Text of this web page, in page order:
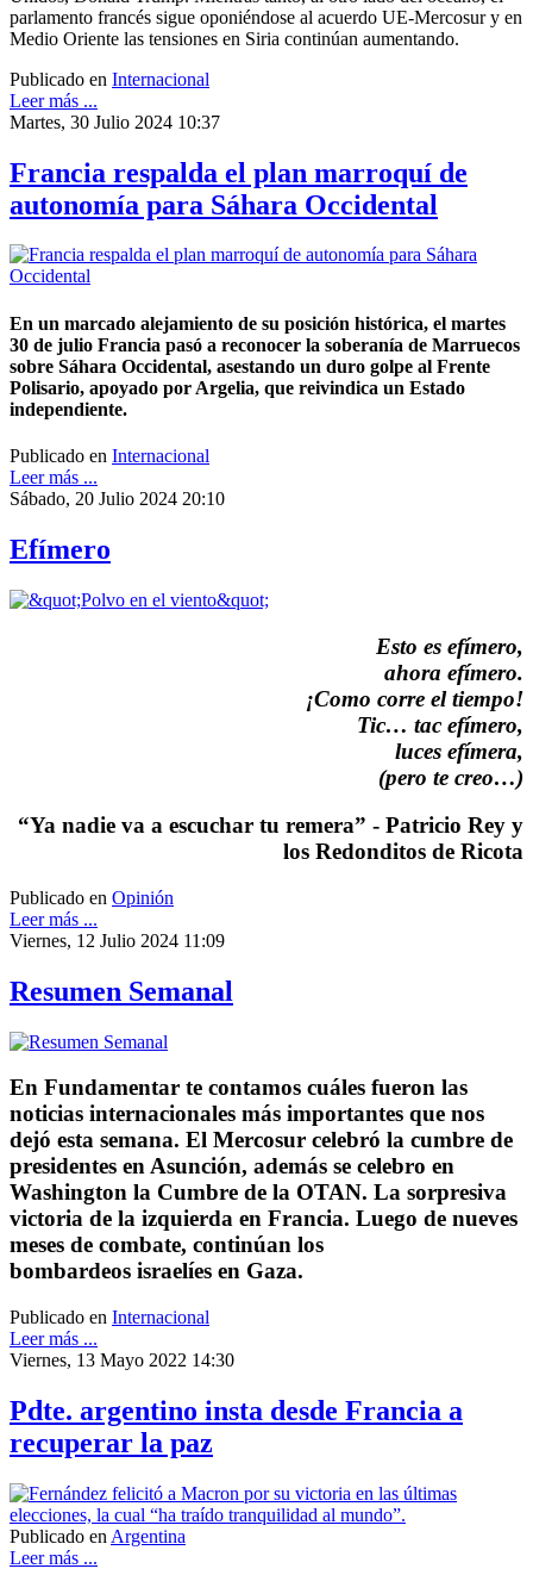
parlamento francés sigue oponiéndose al acuerdo UE-Mercosur y en
Medio Oriente las tensiones en Siria continúan aumentando.
Publicado en Internacional
Leer más ...
Martes, 30 Julio 2024 10:37
Francia respalda el plan marroquí de
autonomía para Sáhara Occidental
En un marcado alejamiento de su posición histórica, el martes
30 de julio Francia pasó a reconocer la soberanía de Marruecos
sobre Sáhara Occidental, asestando un duro golpe al Frente
Polisario, apoyado por Argelia, que reivindica un Estado
independiente.
Publicado en Internacional
Leer más ...
Sábado, 20 Julio 2024 20:10
Efímero
Esto es efímero,
ahora efímero.
¡Como corre el tiempo!
Tic… tac efímero,
luces efímera,
(pero te creo…)
“Ya nadie va a escuchar tu remera” - Patricio Rey y
los Redonditos de Ricota
Publicado en Opinión
Leer más ...
Viernes, 12 Julio 2024 11:09
Resumen Semanal
En Fundamentar te contamos cuáles fueron las
noticias internacionales más importantes que nos
dejó esta semana. El Mercosur celebró la cumbre de
presidentes en Asunción, además se celebro en
Washington la Cumbre de la OTAN. La sorpresiva
victoria de la izquierda en Francia. Luego de nueves
meses de combate, continúan los
bombardeos israelíes en Gaza.
Publicado en Internacional
Leer más ...
Viernes, 13 Mayo 2022 14:30
Pdte. argentino insta desde Francia a
recuperar la paz
Publicado en Argentina
Leer más ...